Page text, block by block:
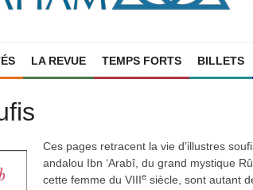
LA REVUE TEMPS FORTS BILLETS
Ces pages retracent la vie d’illustres
andalou Ibn ‘Arabî, du grand mystique
cette femme du VIIIe siècle, sont autant